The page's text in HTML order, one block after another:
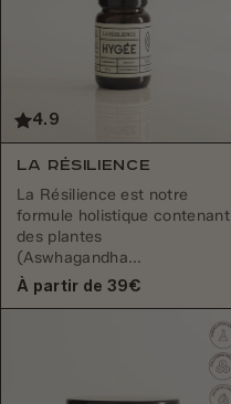
4.9
La Résilience
La Résilience est notre
formule holistique contenant
des plantes
(Aswhagandha...
À partir de 39€